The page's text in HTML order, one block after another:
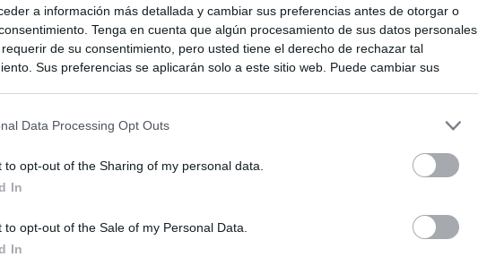
a información más detallada y cambiar sus preferencias antes de otorgar o
Tenga en cuenta que algún procesamiento de sus datos personales
de su consentimiento, pero usted tiene el derecho de rechazar tal
Sus preferencias se aplicarán solo a este sitio web. Puede cambiar sus
Data Processing Opt Outs
to opt-out of the Sharing of my personal data.
In
to opt-out of the Sale of my Personal Data.
In